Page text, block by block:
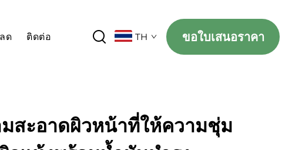
ด ติดต่อ TH ขอใบเสนอราคา
มสะอาดผิวหน้าที่ให้ความชุ่ม